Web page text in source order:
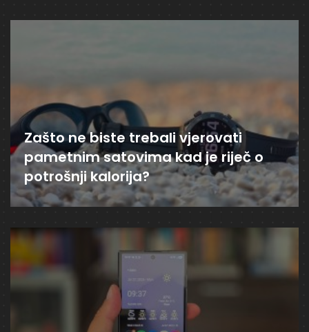
Zašto ne biste trebali vjerovati
pametnim satovima kad je riječ o
potrošnji kalorija?